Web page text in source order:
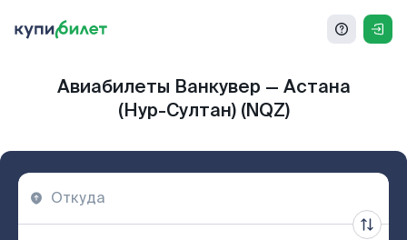
Авиабилеты Ванкувер — Астана
(Нур-Султан) (NQZ)